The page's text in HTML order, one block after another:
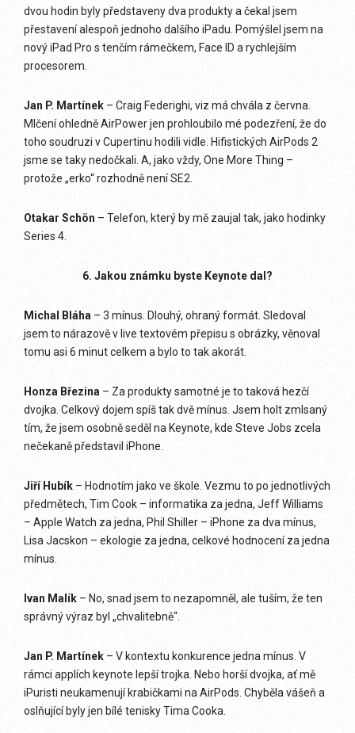
dvou hodin byly představeny dva produkty a čekal jsem
přestavení alespoň jednoho dalšího iPadu. Pomýšlel jsem na
nový iPad Pro s tenčím rámečkem, Face ID a rychlejším
procesorem.
Jan P. Martínek – Craig Federighi, viz má chvála z června.
Mlčení ohledně AirPower jen prohloubilo mé podezření, že do
toho soudruzi v Cupertinu hodili vidle. Hifistických AirPods 2
jsme se taky nedočkali. A, jako vždy, One More Thing –
protože „erko“ rozhodně není SE2.
Otakar Schön – Telefon, který by mě zaujal tak, jako hodinky
Series 4.
6. Jakou známku byste Keynote dal?
Michal Bláha – 3 mínus. Dlouhý, ohraný formát. Sledoval
jsem to nárazově v live textovém přepisu s obrázky, věnoval
tomu asi 6 minut celkem a bylo to tak akorát.
Honza Březina – Za produkty samotné je to taková hezčí
dvojka. Celkový dojem spíš tak dvě mínus. Jsem holt zmlsaný
tím, že jsem osobně seděl na Keynote, kde Steve Jobs zcela
nečekaně představil iPhone.
Jiří Hubík – Hodnotím jako ve škole. Vezmu to po jednotlivých
předmětech, Tim Cook – informatika za jedna, Jeff Williams
– Apple Watch za jedna, Phil Shiller – iPhone za dva mínus,
Lisa Jacskon – ekologie za jedna, celkové hodnocení za jedna
mínus.
Ivan Malík – No, snad jsem to nezapomněl, ale tuším, že ten
správný výraz byl „chvalitebně“.
Jan P. Martínek – V kontextu konkurence jedna mínus. V
rámci applích keynote lepší trojka. Nebo horší dvojka, ať mě
iPuristi neukamenují krabičkami na AirPods. Chyběla vášeň a
oslňující byly jen bílé tenisky Tima Cooka.